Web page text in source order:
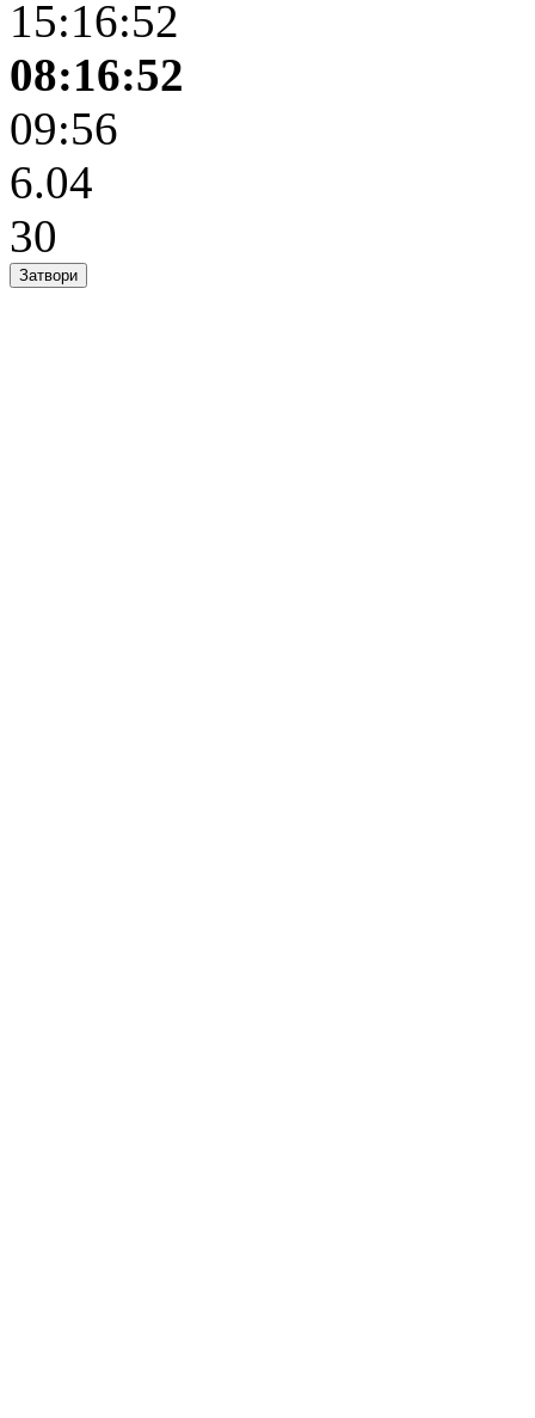
15:16:52
08:16:52
09:56
6.04
30
Затвори